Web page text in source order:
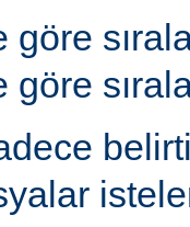
göre